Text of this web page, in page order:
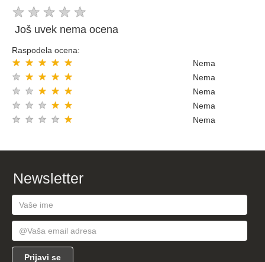
★ ★ ★ ★ ★
Još uvek nema ocena
Raspodela ocena:
★
★
★
★
★ Nema
★
★
★
★
★ Nema
★
★
★
★
★ Nema
★
★
★
★
★ Nema
★
★
★
★
★ Nema
Newsletter